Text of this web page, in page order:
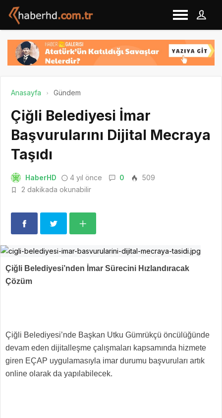
Anasayfa Gündem
Çiğli Belediyesi İmar
Başvurularını Dijital Mecraya
Taşıdı
HaberHD 4 yıl önce 0
509
2 dakikada okunabilir
Çiğli Belediyesi’nden İmar Sürecini Hızlandıracak
Çözüm
Çiğli Belediyesi’nde Başkan Utku Gümrükçü öncülüğünde
devam eden dijitalleşme çalışmaları kapsamında hizmete
giren EÇAP uygulamasıyla imar durumu başvuruları artık
online olarak da yapılabilecek.